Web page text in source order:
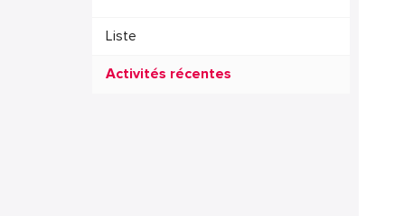
Liste
Activités récentes